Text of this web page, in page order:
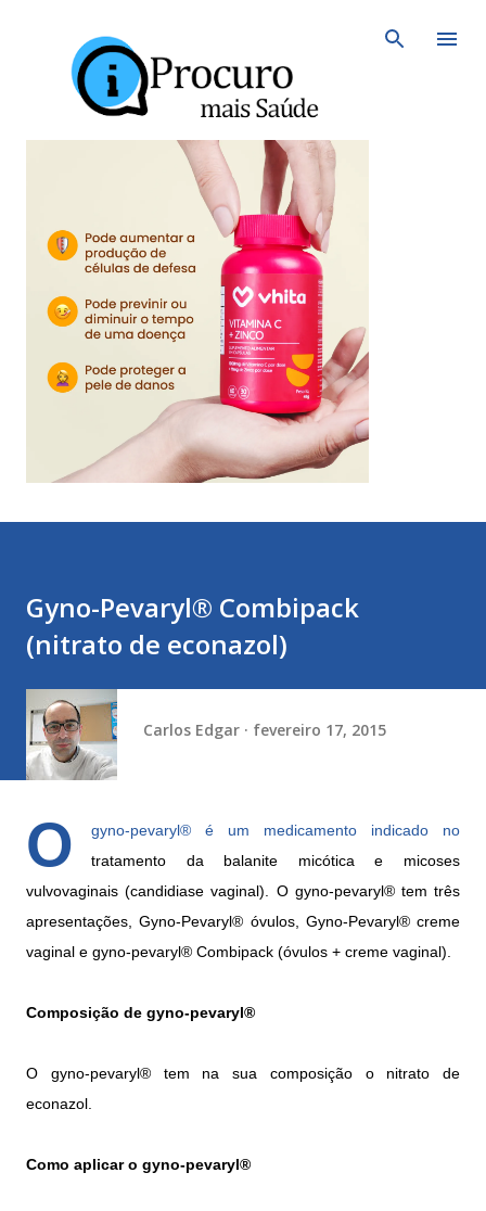
Gyno-Pevaryl® Combipack
(nitrato de econazol)
Carlos Edgar fevereiro 17, 2015
O
gyno-pevaryl® é um medicamento indicado no
tratamento da balanite micótica e micoses
vulvovaginais (candidiase vaginal). O gyno-pevaryl® tem três
apresentações, Gyno-Pevaryl® óvulos, Gyno-Pevaryl® creme
vaginal e gyno-pevaryl® Combipack (óvulos + creme vaginal).
Composição de gyno-pevaryl®
O gyno-pevaryl® tem na sua composição o nitrato de
econazol.
Como aplicar o gyno-pevaryl®